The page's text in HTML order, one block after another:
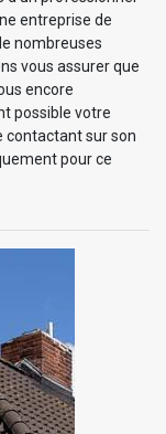
entreprise de
nombreuses
vous assurer que
encore
possible votre
contactant sur son
pour ce